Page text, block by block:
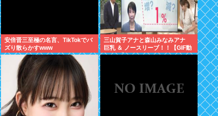
安倍晋三至極の名言、TikTokでバ
ズり散らかすwww
三山賀子アナと森山みなみアナ
巨乳 ＆ ノースリーブ！！【GIF動
画あり】